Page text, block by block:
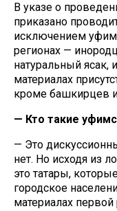
В указе о
приказано
исключением
регионах —
натуральный ясак,
материалах
кроме башкирцев
— Кто такие
— Это
нет. Но исходя из
это татары,
городское
материалах